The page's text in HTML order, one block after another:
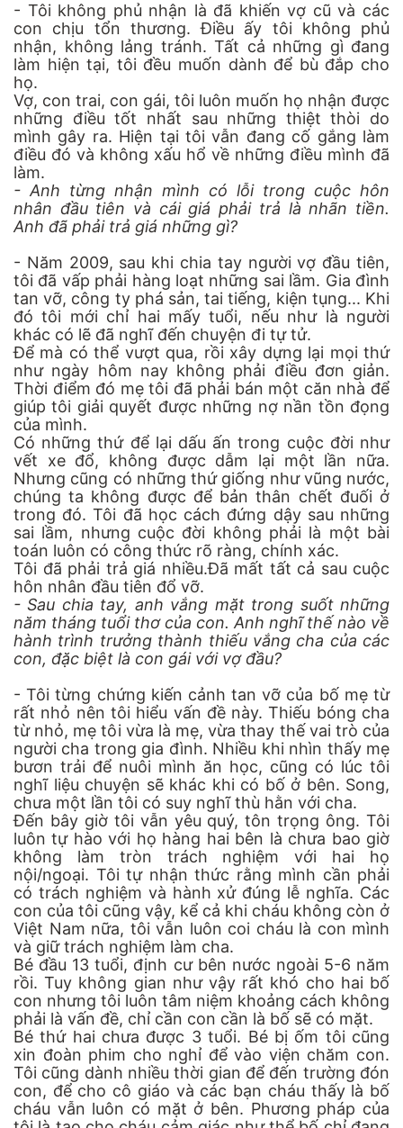
- Tôi không phủ nhận là đã khiến vợ cũ và các
con chịu tổn thương. Điều ấy tôi không phủ
nhận, không lảng tránh. Tất cả những gì đang
làm hiện tại, tôi đều muốn dành để bù đắp cho
họ.
Vợ, con trai, con gái, tôi luôn muốn họ nhận được
những điều tốt nhất sau những thiệt thòi do
mình gây ra. Hiện tại tôi vẫn đang cố gắng làm
điều đó và không xấu hổ về những điều mình đã
làm.
- Anh từng nhận mình có lỗi trong cuộc hôn
nhân đầu tiên và cái giá phải trả là nhãn tiền.
Anh đã phải trả giá những gì?
- Năm 2009, sau khi chia tay người vợ đầu tiên,
tôi đã vấp phải hàng loạt những sai lầm. Gia đình
tan vỡ, công ty phá sản, tai tiếng, kiện tụng... Khi
đó tôi mới chỉ hai mấy tuổi, nếu như là người
khác có lẽ đã nghĩ đến chuyện đi tự tử.
Để mà có thể vượt qua, rồi xây dựng lại mọi thứ
như ngày hôm nay không phải điều đơn giản.
Thời điểm đó mẹ tôi đã phải bán một căn nhà để
giúp tôi giải quyết được những nợ nần tồn đọng
của mình.
Có những thứ để lại dấu ấn trong cuộc đời như
vết xe đổ, không được dẫm lại một lần nữa.
Nhưng cũng có những thứ giống như vũng nước,
chúng ta không được để bản thân chết đuối ở
trong đó. Tôi đã học cách đứng dậy sau những
sai lầm, nhưng cuộc đời không phải là một bài
toán luôn có công thức rõ ràng, chính xác.
Tôi đã phải trả giá nhiều.Đã mất tất cả sau cuộc
hôn nhân đầu tiên đổ vỡ.
- Sau chia tay, anh vắng mặt trong suốt những
năm tháng tuổi thơ của con. Anh nghĩ thế nào về
hành trình trưởng thành thiếu vắng cha của các
con, đặc biệt là con gái với vợ đầu?
- Tôi từng chứng kiến cảnh tan vỡ của bố mẹ từ
rất nhỏ nên tôi hiểu vấn đề này. Thiếu bóng cha
từ nhỏ, mẹ tôi vừa là mẹ, vừa thay thế vai trò của
người cha trong gia đình. Nhiều khi nhìn thấy mẹ
bươn trải để nuôi mình ăn học, cũng có lúc tôi
nghĩ liệu chuyện sẽ khác khi có bố ở bên. Song,
chưa một lần tôi có suy nghĩ thù hằn với cha.
Đến bây giờ tôi vẫn yêu quý, tôn trọng ông. Tôi
luôn tự hào với họ hàng hai bên là chưa bao giờ
không làm tròn trách nghiệm với hai họ
nội/ngoại. Tôi tự nhận thức rằng mình cần phải
có trách nghiệm và hành xử đúng lễ nghĩa. Các
con của tôi cũng vậy, kể cả khi cháu không còn ở
Việt Nam nữa, tôi vẫn luôn coi cháu là con mình
và giữ trách nghiệm làm cha.
Bé đầu 13 tuổi, định cư bên nước ngoài 5-6 năm
rồi. Tuy không gian như vậy rất khó cho hai bố
con nhưng tôi luôn tâm niệm khoảng cách không
phải là vấn đề, chỉ cần con cần là bố sẽ có mặt.
Bé thứ hai chưa được 3 tuổi. Bé bị ốm tôi cũng
xin đoàn phim cho nghỉ để vào viện chăm con.
Tôi cũng dành nhiều thời gian để đến trường đón
con, để cho cô giáo và các bạn cháu thấy là bố
cháu vẫn luôn có mặt ở bên. Phương pháp của